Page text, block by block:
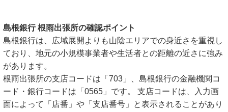
島根銀行 根雨出張所の確認ポイント
島根銀行は、広域展開よりも山陰エリアでの身近さを重視し
ており、地元の小規模事業者や生活者との距離の近さに強み
があります。
根雨出張所の支店コードは「703」、島根銀行の金融機関コ
ード・銀行コードは「0565」です。 支店コードは、入力画
面によって「店番」や「支店番号」と表示されることがあり